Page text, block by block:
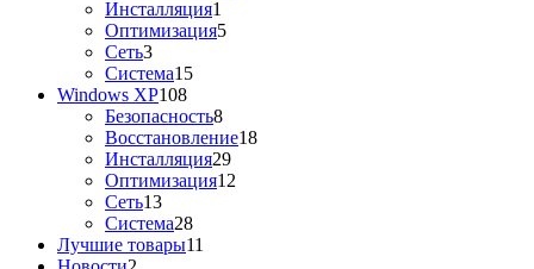
Инсталляция1
Оптимизация5
Сеть3
Система15
Windows XP108
Безопасность8
Восстановление18
Инсталляция29
Оптимизация12
Сеть13
Система28
Лучшие товары11